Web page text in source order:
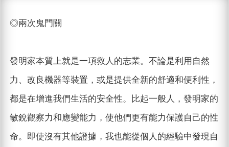
◎兩次鬼門關
發明家本質上就是一項救人的志業。不論是利用自然
力、改良機器等裝置，或是提供全新的舒適和便利性，
都是在增進我們生活的安全性。比起一般人，發明家的
敏銳觀察力和應變能力，使他們更有能力保護自己的性
命。即使沒有其他證據，我也能從個人的經驗中發現自